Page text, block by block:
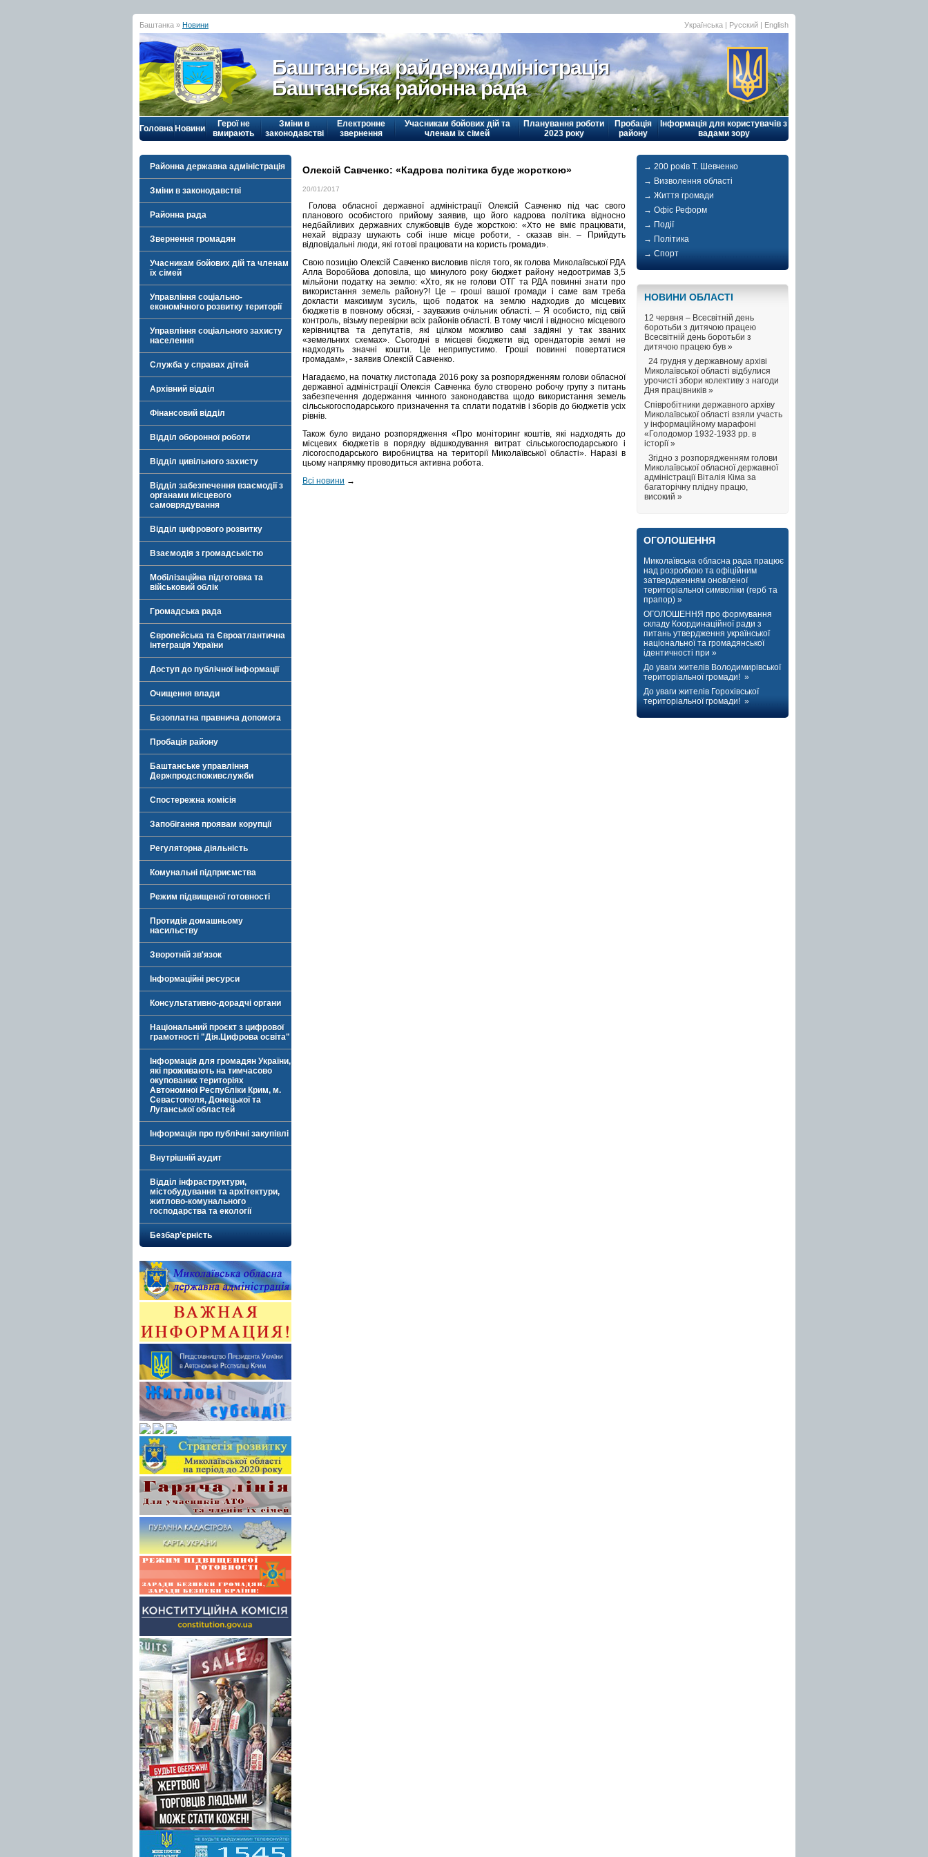
Баштанка » Новини Українська | Русский | English
Баштанська райдержадміністрація
Баштанська районна рада
Головна Новини
Герої не
вмирають
Зміни в
законодавстві
Електронне
звернення
Учасникам бойових дій та
членам їх сімей
Планування роботи
2023 року
Пробація
району
Інформація для користувачів з
вадами зору
Районна державна адміністрація
Зміни в законодавстві
Районна рада
Звернення громадян
Учасникам бойових дій та членам
їх сімей
Управління соціально-
економічного розвитку території
Управління соціального захисту
населення
Служба у справах дітей
Архівний відділ
Фінансовий відділ
Відділ оборонної роботи
Відділ цивільного захисту
Відділ забезпечення взаємодії з
органами місцевого
самоврядування
Відділ цифрового розвитку
Взаємодія з громадськістю
Мобілізаційна підготовка та
військовий облік
Громадська рада
Європейська та Євроатлантична
інтеграція України
Доступ до публічної інформації
Очищення влади
Безоплатна правнича допомога
Пробація району
Баштанське управління
Держпродспоживслужби
Спостережна комісія
Запобігання проявам корупції
Регуляторна діяльність
Комунальні підприємства
Режим підвищеної готовності
Протидія домашньому
насильству
Зворотній зв'язок
Інформаційні ресурси
Консультативно-дорадчі органи
Національний проєкт з цифрової
грамотності "Дія.Цифрова освіта"
Інформація для громадян України,
які проживають на тимчасово
окупованих територіях
Автономної Республіки Крим, м.
Севастополя, Донецької та
Луганської областей
Інформація про публічні закупівлі
Внутрішній аудит
Відділ інфраструктури,
містобудування та архітектури,
житлово-комунального
господарства та екології
Безбар’єрність
Олексій Савченко: «Кадрова політика буде жорсткою»
20/01/2017
Голова обласної державної адміністрації Олексій Савченко під час свого
планового особистого прийому заявив, що його кадрова політика відносно
недбайливих державних службовців буде жорсткою: «Хто не вміє працювати,
нехай відразу шукають собі інше місце роботи, - сказав він. – Прийдуть
відповідальні люди, які готові працювати на користь громади».
Свою позицію Олексій Савченко висловив після того, як голова Миколаївської РДА
Алла Воробйова доповіла, що минулого року бюджет району недоотримав 3,5
мільйони податку на землю: «Хто, як не голови ОТГ та РДА повинні знати про
використання земель району?! Це – гроші вашої громади і саме вам треба
докласти максимум зусиль, щоб податок на землю надходив до місцевих
бюджетів в повному обсязі, - зауважив очільник області. – Я особисто, під свій
контроль, візьму перевірки всіх районів області. В тому числі і відносно місцевого
керівництва та депутатів, які цілком можливо самі задіяні у так званих
«земельних схемах». Сьогодні в місцеві бюджети від орендаторів землі не
надходять значні кошти. Це неприпустимо. Гроші повинні повертатися
громадам», - заявив Олексій Савченко.
Нагадаємо, на початку листопада 2016 року за розпорядженням голови обласної
державної адміністрації Олексія Савченка було створено робочу групу з питань
забезпечення додержання чинного законодавства щодо використання земель
сільськогосподарського призначення та сплати податків і зборів до бюджетів усіх
рівнів.
Також було видано розпорядження «Про моніторинг коштів, які надходять до
місцевих бюджетів в порядку відшкодування витрат сільськогосподарського і
лісогосподарського виробництва на території Миколаївської області». Наразі в
цьому напрямку проводиться активна робота.
Всі новини →
→ 200 років Т. Шевченко
→ Визволення області
→ Життя громади
→ Офіс Реформ
→ Події
→ Політика
→ Спорт
НОВИНИ ОБЛАСТI
12 червня – Всесвітній день
боротьби з дитячою працею
Всесвітній день боротьби з
дитячою працею був »
24 грудня у державному архіві
Миколаївської області відбулися
урочисті збори колективу з нагоди
Дня працівників »
Співробітники державного архіву
Миколаївської області взяли участь
у інформаційному марафоні
«Голодомор 1932-1933 рр. в
історії »
Згідно з розпорядженням голови
Миколаївської обласної державної
адміністрації Віталія Кіма за
багаторічну плідну працю,
високий »
ОГОЛОШЕННЯ
Миколаївська обласна рада працює
над розробкою та офіційним
затвердженням оновленої
територіальної символіки (герб та
прапор) »
ОГОЛОШЕННЯ про формування
складу Координаційної ради з
питань утвердження української
національної та громадянської
ідентичності при »
До уваги жителів Володимирівської
територіальної громади! »
До уваги жителів Горохівської
територіальної громади! »